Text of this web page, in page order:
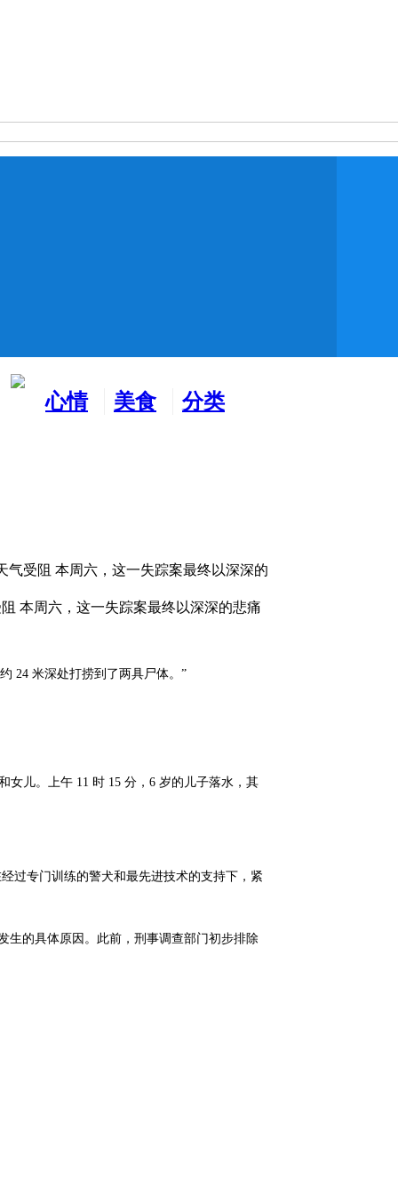
心情
美食
分类
气受阻 本周六，这一失踪案最终以深深的
本周六，这一失踪案最终以深深的悲痛
24 米深处打捞到了两具尸体。”
女儿。上午 11 时 15 分，6 岁的儿子落水，其
过专门训练的警犬和最先进技术的支持下，紧
生的具体原因。此前，刑事调查部门初步排除